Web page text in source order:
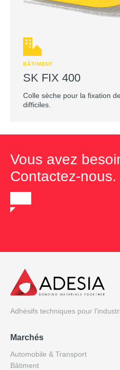
BÂTIMENT
SK FIX 400
Colle sèche pour la fixation
difficiles.
Vous avez
Contactez-nous.
Adhésifs techniques pour
Marchés
Automobile & Transport
Bâtiment